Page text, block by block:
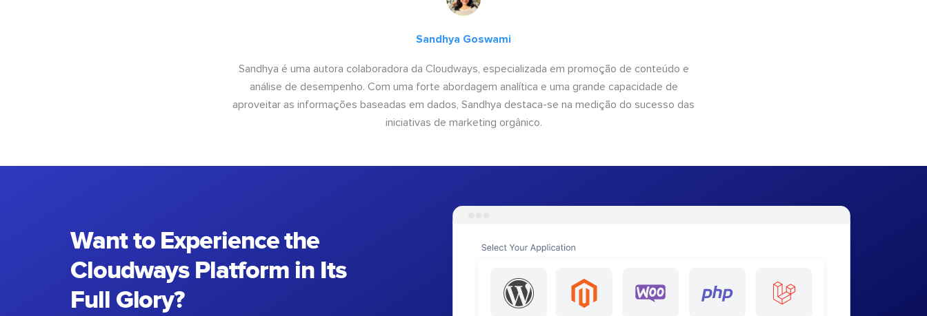
Sandhya Goswami
Sandhya é uma autora colaboradora da Cloudways, especializada em promoção de conteúdo e
análise de desempenho. Com uma forte abordagem analítica e uma grande capacidade de
aproveitar as informações baseadas em dados, Sandhya destaca-se na medição do sucesso das
iniciativas de marketing orgânico.
Want to Experience the
Cloudways Platform in Its
Full Glory?